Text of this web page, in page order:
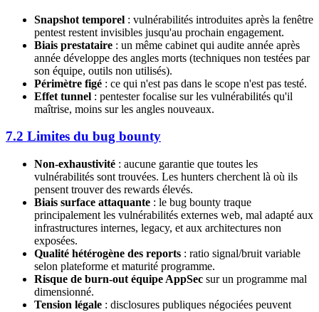
Snapshot temporel : vulnérabilités introduites après la fenêtre
pentest restent invisibles jusqu'au prochain engagement.
Biais prestataire : un même cabinet qui audite année après
année développe des angles morts (techniques non testées par
son équipe, outils non utilisés).
Périmètre figé : ce qui n'est pas dans le scope n'est pas testé.
Effet tunnel : pentester focalise sur les vulnérabilités qu'il
maîtrise, moins sur les angles nouveaux.
7.2 Limites du bug bounty
Non-exhaustivité : aucune garantie que toutes les
vulnérabilités sont trouvées. Les hunters cherchent là où ils
pensent trouver des rewards élevés.
Biais surface attaquante : le bug bounty traque
principalement les vulnérabilités externes web, mal adapté aux
infrastructures internes, legacy, et aux architectures non
exposées.
Qualité hétérogène des reports : ratio signal/bruit variable
selon plateforme et maturité programme.
Risque de burn-out équipe AppSec sur un programme mal
dimensionné.
Tension légale : disclosures publiques négociées peuvent